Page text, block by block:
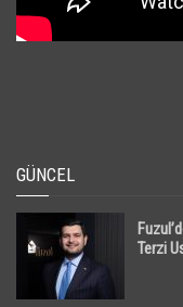
GÜNCEL
Terzi